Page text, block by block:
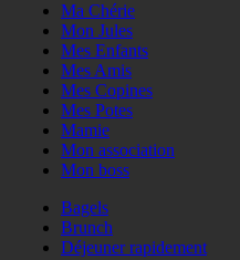
Ma Chérie
Mon Jules
Mes Enfants
Mes Amis
Mes Copines
Mes Potes
Mamie
Mon association
Mon boss
Bagels
Brunch
Déjeuner rapidement